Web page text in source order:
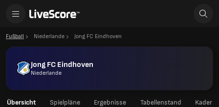
Fußball Niederlande Jong FC Eindhoven
Jong FC Eindhoven
Niederlande
Übersicht Spielpläne Ergebnisse Tabellenstand Kader